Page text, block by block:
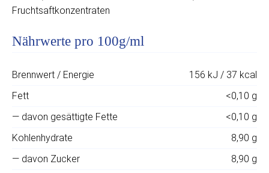
Fruchtsaftkonzentraten
Nährwerte pro 100g/ml
Brennwert / Energie
156 kJ / 37 kcal
Fett
<0,10 g
— davon gesättigte Fette
<0,10 g
Kohlenhydrate
8,90 g
— davon Zucker
8,90 g